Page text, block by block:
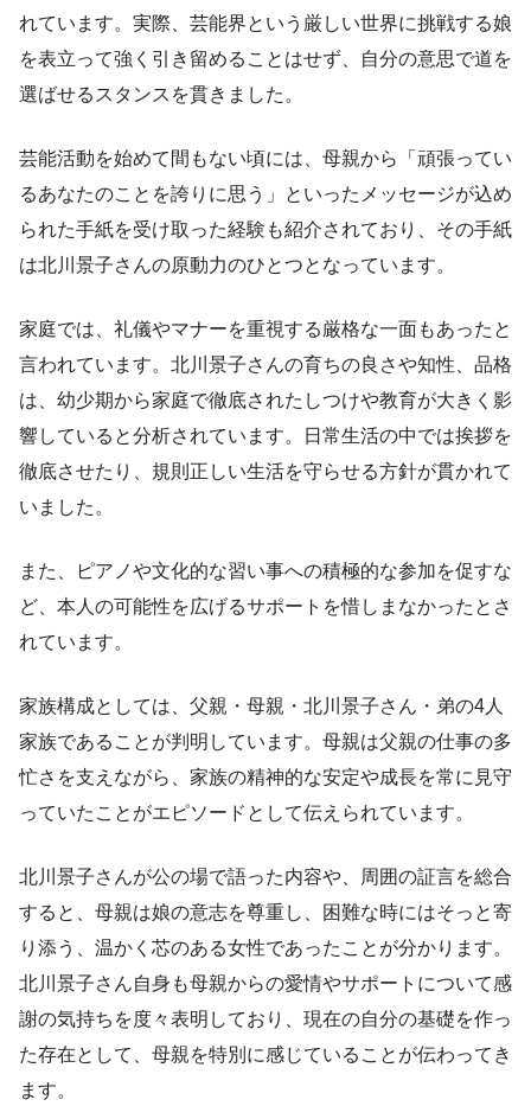
れています。実際、芸能界という厳しい世界に挑戦する娘
を表立って強く引き留めることはせず、自分の意思で道を
選ばせるスタンスを貫きました。
芸能活動を始めて間もない頃には、母親から「頑張ってい
るあなたのことを誇りに思う」といったメッセージが込め
られた手紙を受け取った経験も紹介されており、その手紙
は北川景子さんの原動力のひとつとなっています。
家庭では、礼儀やマナーを重視する厳格な一面もあったと
言われています。北川景子さんの育ちの良さや知性、品格
は、幼少期から家庭で徹底されたしつけや教育が大きく影
響していると分析されています。日常生活の中では挨拶を
徹底させたり、規則正しい生活を守らせる方針が貫かれて
いました。
また、ピアノや文化的な習い事への積極的な参加を促すな
ど、本人の可能性を広げるサポートを惜しまなかったとさ
れています。
家族構成としては、父親・母親・北川景子さん・弟の4人
家族であることが判明しています。母親は父親の仕事の多
忙さを支えながら、家族の精神的な安定や成長を常に見守
っていたことがエピソードとして伝えられています。
北川景子さんが公の場で語った内容や、周囲の証言を総合
すると、母親は娘の意志を尊重し、困難な時にはそっと寄
り添う、温かく芯のある女性であったことが分かります。
北川景子さん自身も母親からの愛情やサポートについて感
謝の気持ちを度々表明しており、現在の自分の基礎を作っ
た存在として、母親を特別に感じていることが伝わってき
ます。